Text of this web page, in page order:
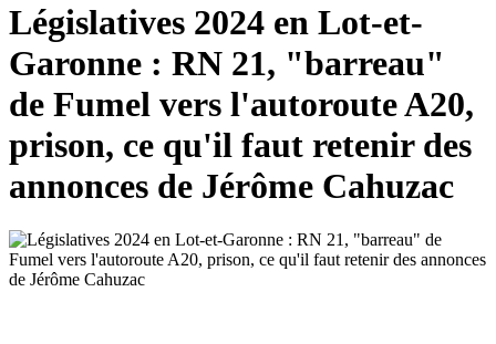
Législatives 2024 en Lot-et-
Garonne : RN 21, "barreau"
de Fumel vers l'autoroute A20,
prison, ce qu'il faut retenir des
annonces de Jérôme Cahuzac